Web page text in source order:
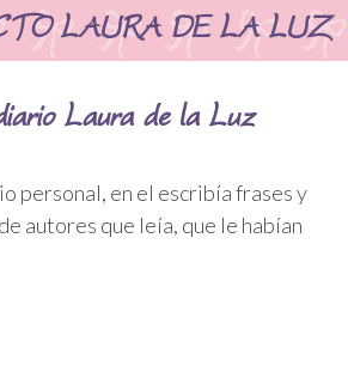
LAURA DE LA LUZ
Laura de la Luz
personal, en el escribía frases y
autores que leía, que le habían